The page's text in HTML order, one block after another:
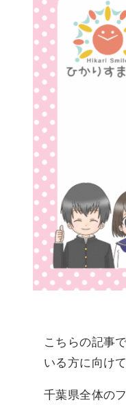
こちらの記事
いる方に向け
千葉県全体の